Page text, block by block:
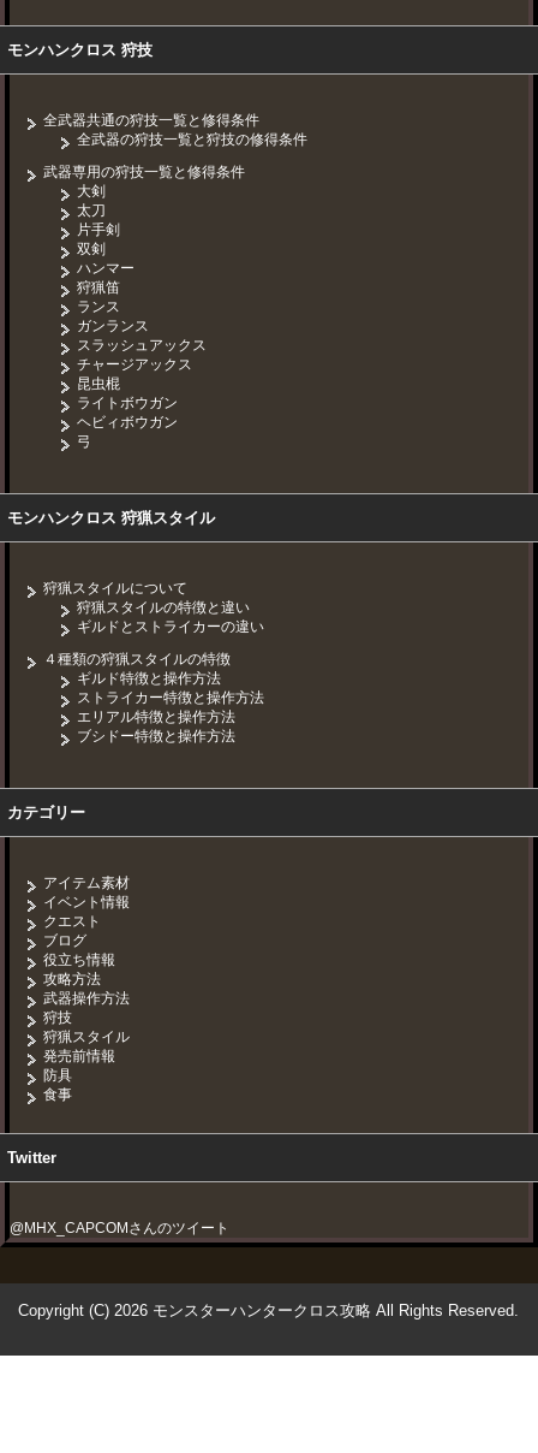
モンハンクロス 狩技
全武器共通の狩技一覧と修得条件
全武器の狩技一覧と狩技の修得条件
武器専用の狩技一覧と修得条件
大剣
太刀
片手剣
双剣
ハンマー
狩猟笛
ランス
ガンランス
スラッシュアックス
チャージアックス
昆虫棍
ライトボウガン
ヘビィボウガン
弓
モンハンクロス 狩猟スタイル
狩猟スタイルについて
狩猟スタイルの特徴と違い
ギルドとストライカーの違い
４種類の狩猟スタイルの特徴
ギルド特徴と操作方法
ストライカー特徴と操作方法
エリアル特徴と操作方法
ブシドー特徴と操作方法
カテゴリー
アイテム素材
イベント情報
クエスト
ブログ
役立ち情報
攻略方法
武器操作方法
狩技
狩猟スタイル
発売前情報
防具
食事
Twitter
@MHX_CAPCOMさんのツイート
Copyright (C) 2026 モンスターハンタークロス攻略 All Rights Reserved.